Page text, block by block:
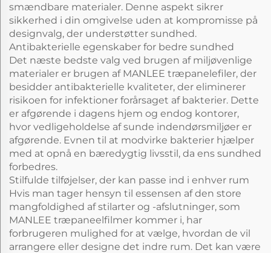
smændbare materialer. Denne aspekt sikrer
sikkerhed i din omgivelse uden at kompromisse på
designvalg, der understøtter sundhed.
Antibakterielle egenskaber for bedre sundhed
Det næste bedste valg ved brugen af miljøvenlige
materialer er brugen af MANLEE træpanelefiler, der
besidder antibakterielle kvaliteter, der eliminerer
risikoen for infektioner forårsaget af bakterier. Dette
er afgørende i dagens hjem og endog kontorer,
hvor vedligeholdelse af sunde indendørsmiljøer er
afgørende. Evnen til at modvirke bakterier hjælper
med at opnå en bæredygtig livsstil, da ens sundhed
forbedres.
Stilfulde tilføjelser, der kan passe ind i enhver rum
Hvis man tager hensyn til essensen af den store
mangfoldighed af stilarter og -afslutninger, som
MANLEE træpaneelfilmer kommer i, har
forbrugeren mulighed for at vælge, hvordan de vil
arrangere eller designe det indre rum. Det kan være